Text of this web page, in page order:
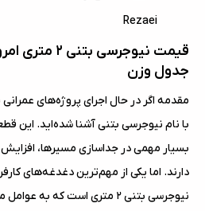
Rezaei
قیمت
جدول وزن
مقدمه اگر در حال اجرای پروژه‌های
با نام نیوجرسی بتنی آشنا شده‌اید.
بسیار مهمی در جداسازی مسیرها،
دارند. اما یکی از مهم‌ترین دغدغه‌های
نیوجرسی بتنی ۲ متری است که